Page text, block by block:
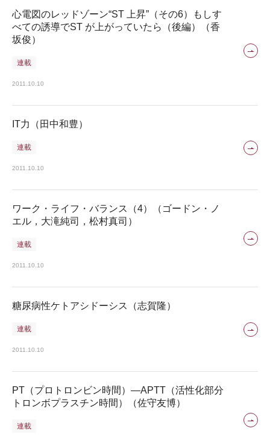
心電図のレッドゾーン“ST 上昇”（その6）もしす
べての誘導でST が上がっていたら（後編）（香
坂俊）
連載
2011.10.10
IT力（田中和豊）
連載
2011.10.10
ワーク・ライフ・バランス（4）（ゴードン・ノ
エル，大滝純司，松村真司）
連載
2011.10.10
糖尿病性ケトアシドーシス（志賀隆）
連載
2011.10.10
PT（プロトロンビン時間）―APTT（活性化部分
トロンボプラスチン時間）（佐守友博）
連載